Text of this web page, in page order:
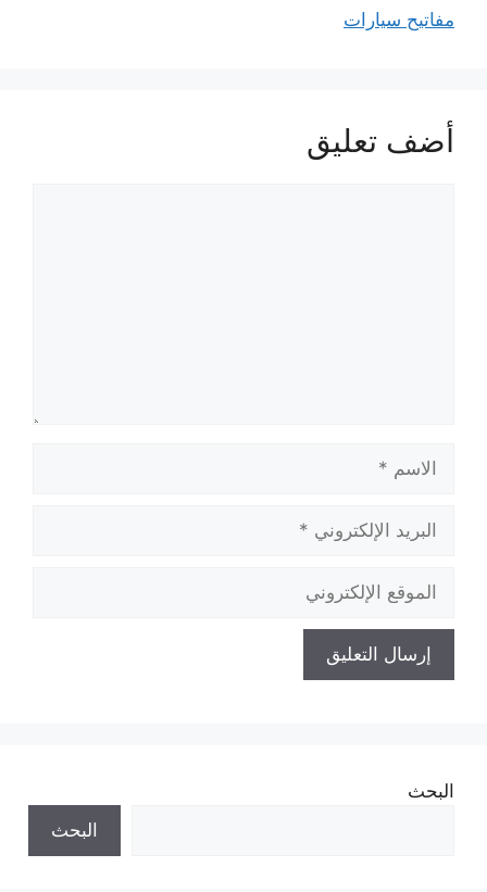
مفاتيح سيارات
أضف تعليق
الاسم
البريد
الإلكتروني
الموقع
الإلكتروني
البحث
البحث